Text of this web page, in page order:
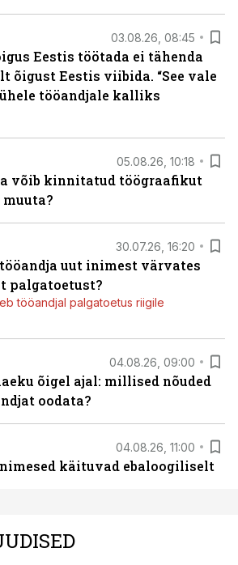
03.08.26, 08:45
Eestis töötada ei tähenda
õigust Eestis viibida. “See vale
tööandjale kalliks
05.08.26, 10:18
võib kinnitatud töögraafikut
30.07.26, 16:20
uut inimest värvates
palgatoetust?
tööandjal palgatoetus riigile
04.08.26, 09:00
õigel ajal: millised nõuded
oodata?
04.08.26, 11:00
käituvad ebaloogiliselt